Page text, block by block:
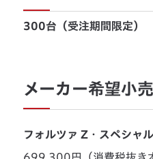
300台（受注期間限定）
メーカー希望小
フォルツァ Z・スペシャ